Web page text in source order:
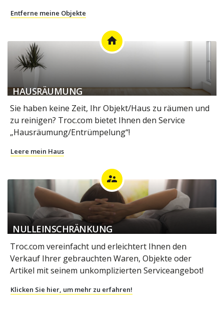
Entferne meine Objekte
home
HAUSRÄUMUNG
Sie haben keine Zeit, Ihr Objekt/Haus zu räumen und
zu reinigen? Troc.com bietet Ihnen den Service
„Hausräumung/Entrümpelung“!
Leere mein Haus
supervisor_account
NULLEINSCHRÄNKUNG
Troc.com vereinfacht und erleichtert Ihnen den
Verkauf Ihrer gebrauchten Waren, Objekte oder
Artikel mit seinem unkomplizierten Serviceangebot!
Klicken Sie hier, um mehr zu erfahren!